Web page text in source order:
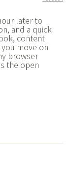
later to
and a quick
content
move on
browser
the open